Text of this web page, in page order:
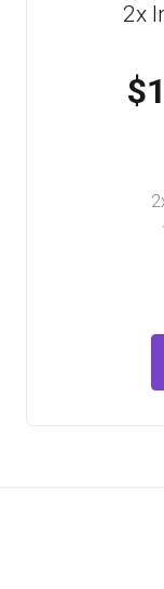
2x